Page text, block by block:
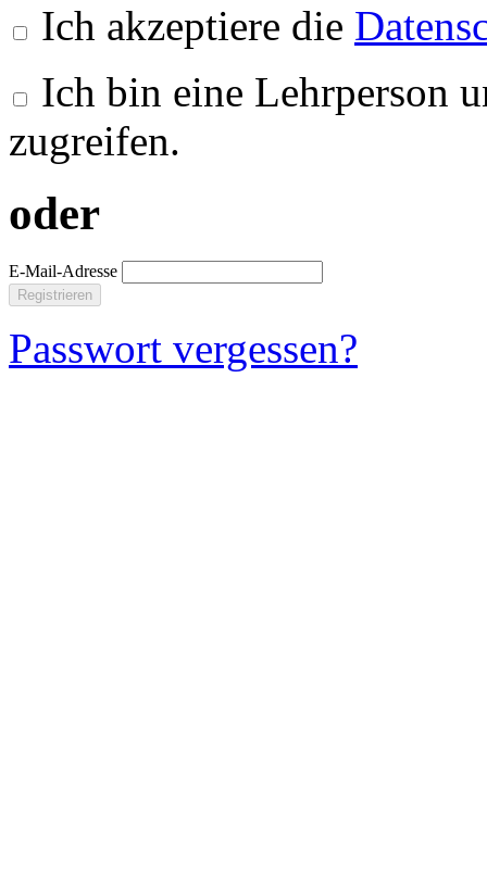
Ich akzeptiere die
Ich bin eine Lehrperson
zugreifen.
oder
E-Mail-Adresse
Registrieren
Passwort vergessen?